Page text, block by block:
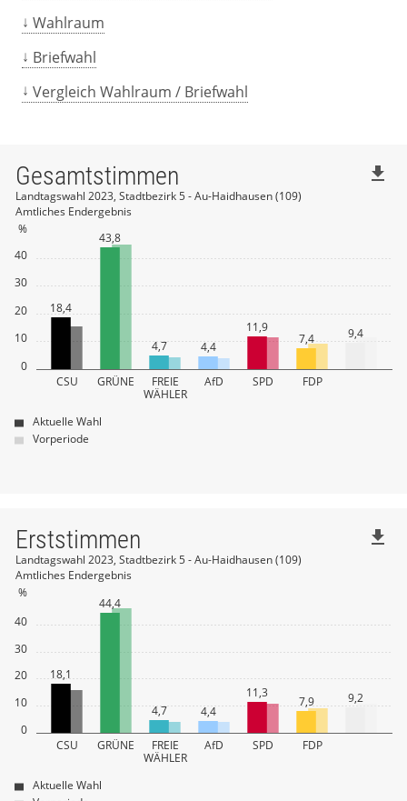
Wahlraum
Briefwahl
Vergleich Wahlraum / Briefwahl
0
10
20
30
40
%
CSU GRÜNE FREIE
WÄHLER
AfD SPD FDP
18,4
43,8
4,7 4,4
11,9
7,4 9,4
Gesamtstimmen
Landtagswahl 2023, Stadtbezirk 5 - Au-Haidhausen (109)
Amtliches Endergebnis
Aktuelle Wahl
Vorperiode
file_download
0
10
20
30
40
%
CSU GRÜNE FREIE
WÄHLER
AfD SPD FDP
18,1
44,4
4,7 4,4
11,3
7,9 9,2
Erststimmen
Landtagswahl 2023, Stadtbezirk 5 - Au-Haidhausen (109)
Amtliches Endergebnis
Aktuelle Wahl
file_download